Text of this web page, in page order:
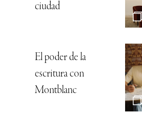
ciudad
El poder de la
escritura con
Montblanc